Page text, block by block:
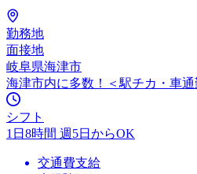
勤務地
面接地
岐阜県海津市
海津市内に多数！＜駅チカ・車通
シフト
1日8時間 週5日からOK
交通費支給